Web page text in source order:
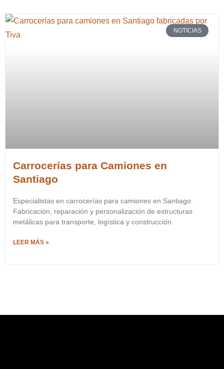
NOTICIAS
Carrocerías para Camiones en
Santiago
Especialistas en carrocerías para camiones en Santiago.
Fabricación, reparación y personalización de estructuras
metálicas para transporte, logística y construcción.
LEER MÁS »